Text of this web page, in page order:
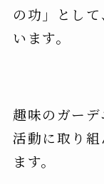
の功」とし
います。
趣味のガー
活動に取り
ます。